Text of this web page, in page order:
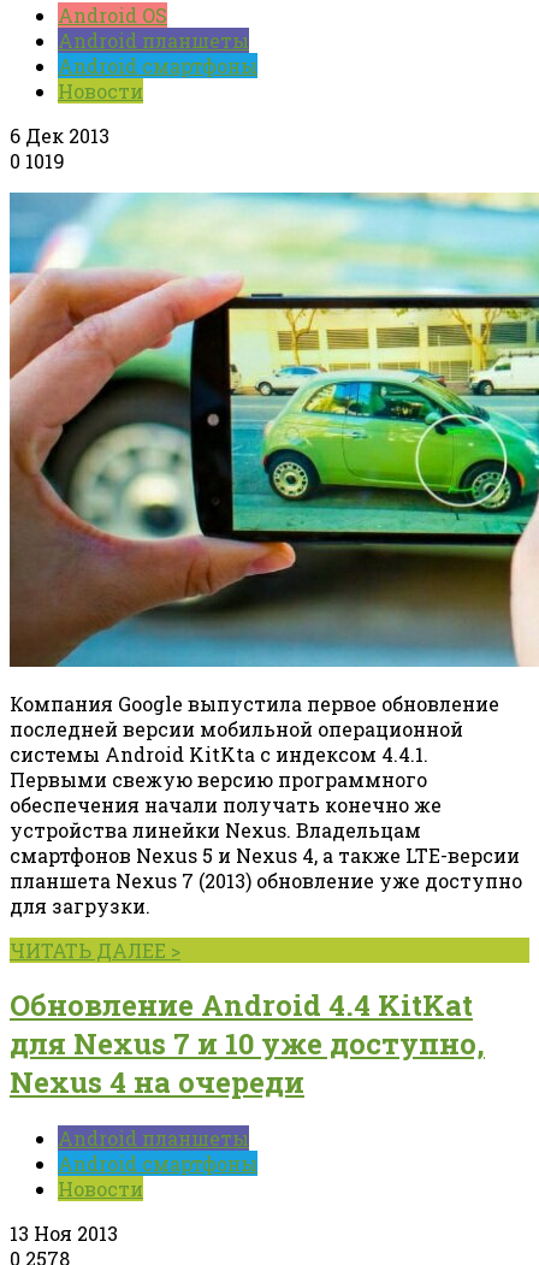
Android OS
Android планшеты
Android смартфоны
Новости
6 Дек 2013
0 1019
Компания Google выпустила первое обновление
последней версии мобильной операционной
системы Android KitKta с индексом 4.4.1.
Первыми свежую версию программного
обеспечения начали получать конечно же
устройства линейки Nexus. Владельцам
смартфонов Nexus 5 и Nexus 4, а также LTE-версии
планшета Nexus 7 (2013) обновление уже доступно
для загрузки.
ЧИТАТЬ ДАЛЕЕ >
Обновление Android 4.4 KitKat
для Nexus 7 и 10 уже доступно,
Nexus 4 на очереди
Android планшеты
Android смартфоны
Новости
13 Ноя 2013
0 2578